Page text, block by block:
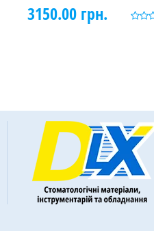
3150.00 грн.